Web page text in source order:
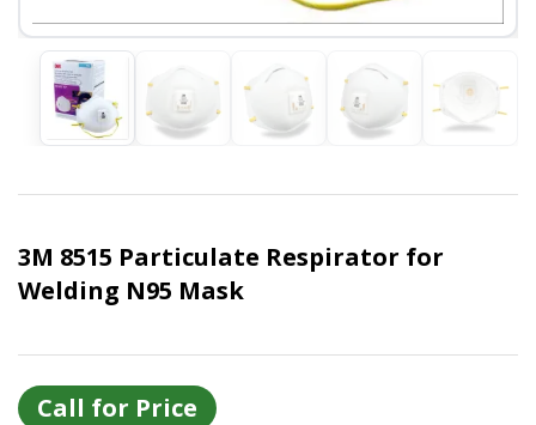
3M 8515 Particulate Respirator for
Welding N95 Mask
Call for Price